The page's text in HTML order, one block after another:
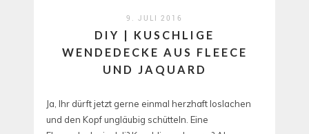
9. JULI 2016
DIY | KUSCHLIGE
WENDEDECKE AUS FLEECE
UND JAQUARD
Ja, Ihr dürft jetzt gerne einmal herzhaft loslachen
und den Kopf ungläubig schütteln. Eine